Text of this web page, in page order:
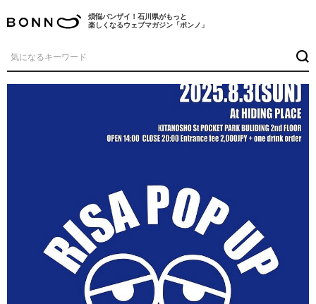
煩悩バンザイ！石川県がもっと
楽しくなるウェブマガジン「ボンノ」